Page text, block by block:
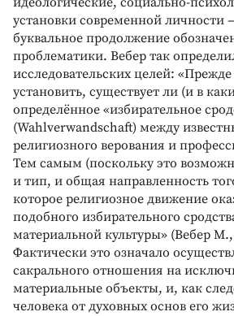
установки современной личности
буквальное продолжение
проблематики. Вебер так
исследовательских целей:
установить, существует ли (и в
определённое «избирательное
(Wahlverwandschaft) между
религиозного верования и
Тем самым (поскольку это
и тип, и общая направленность
которое религиозное движение
подобного избирательного
материальной культуры» (Вебер М.,
Фактически это означало
сакрального отношения на
материальные объекты, и, как
человека от духовных основ его